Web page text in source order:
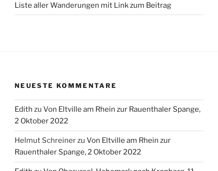
Liste aller Wanderungen mit Link zum Beitrag
NEUESTE KOMMENTARE
Edith zu Von Eltville am Rhein zur Rauenthaler Spange,
2 Oktober 2022
Helmut Schreinerzu Von Eltville am Rhein zur
Rauenthaler Spange, 2 Oktober 2022